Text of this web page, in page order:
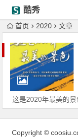
酷秀
首页 2020 文章
这是2020年最美的景
Copyright ©